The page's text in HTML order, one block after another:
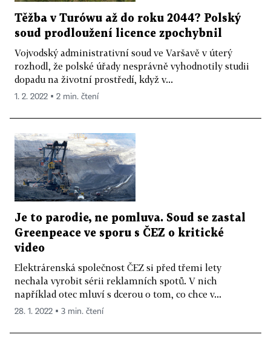
Těžba v Turówu až do roku 2044? Polský
soud prodloužení licence zpochybnil
Vojvodský administrativní soud ve Varšavě v úterý
rozhodl, že polské úřady nesprávně vyhodnotily studii
dopadu na životní prostředí, když v...
1. 2. 2022 ▪ 2 min. čtení
Je to parodie, ne pomluva. Soud se zastal
Greenpeace ve sporu s ČEZ o kritické
video
Elektrárenská společnost ČEZ si před třemi lety
nechala vyrobit sérii reklamních spotů. V nich
například otec mluví s dcerou o tom, co chce v...
28. 1. 2022 ▪ 3 min. čtení